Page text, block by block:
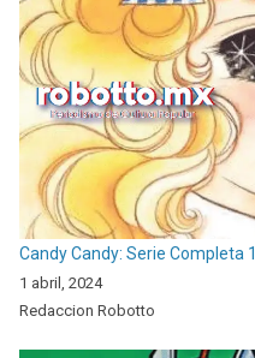
Candy Candy: Serie Completa
1 abril, 2024
Redaccion Robotto